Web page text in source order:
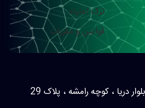
ترک اعتیاد
قوانین و مقررات
دریا ، کوچه رامشه ، پلاک 29